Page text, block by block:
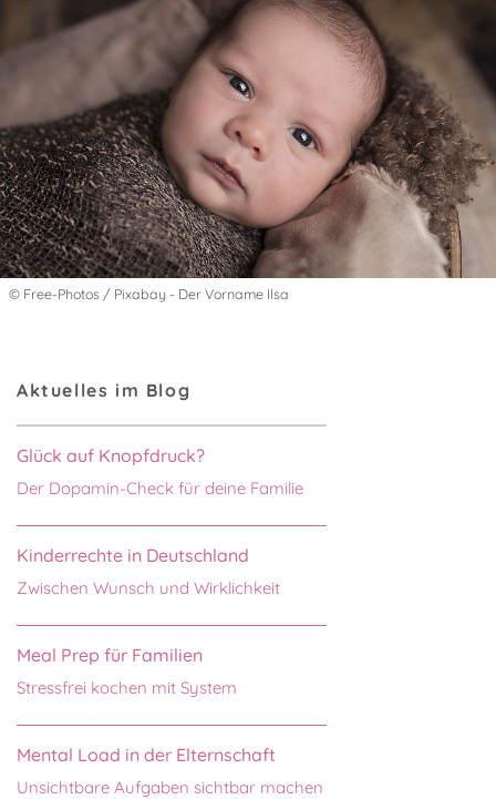
© Free-Photos / Pixabay - Der Vorname Ilsa
Aktuelles im Blog
Glück auf Knopfdruck?
Der Dopamin-Check für deine Familie
Kinderrechte in Deutschland
Zwischen Wunsch und Wirklichkeit
Meal Prep für Familien
Stressfrei kochen mit System
Mental Load in der Elternschaft
Unsichtbare Aufgaben sichtbar machen